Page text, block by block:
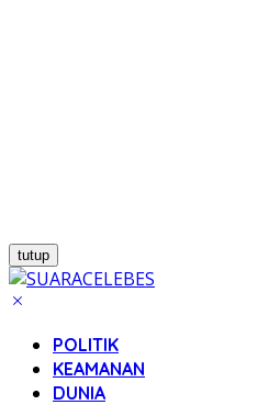
tutup
POLITIK
KEAMANAN
DUNIA